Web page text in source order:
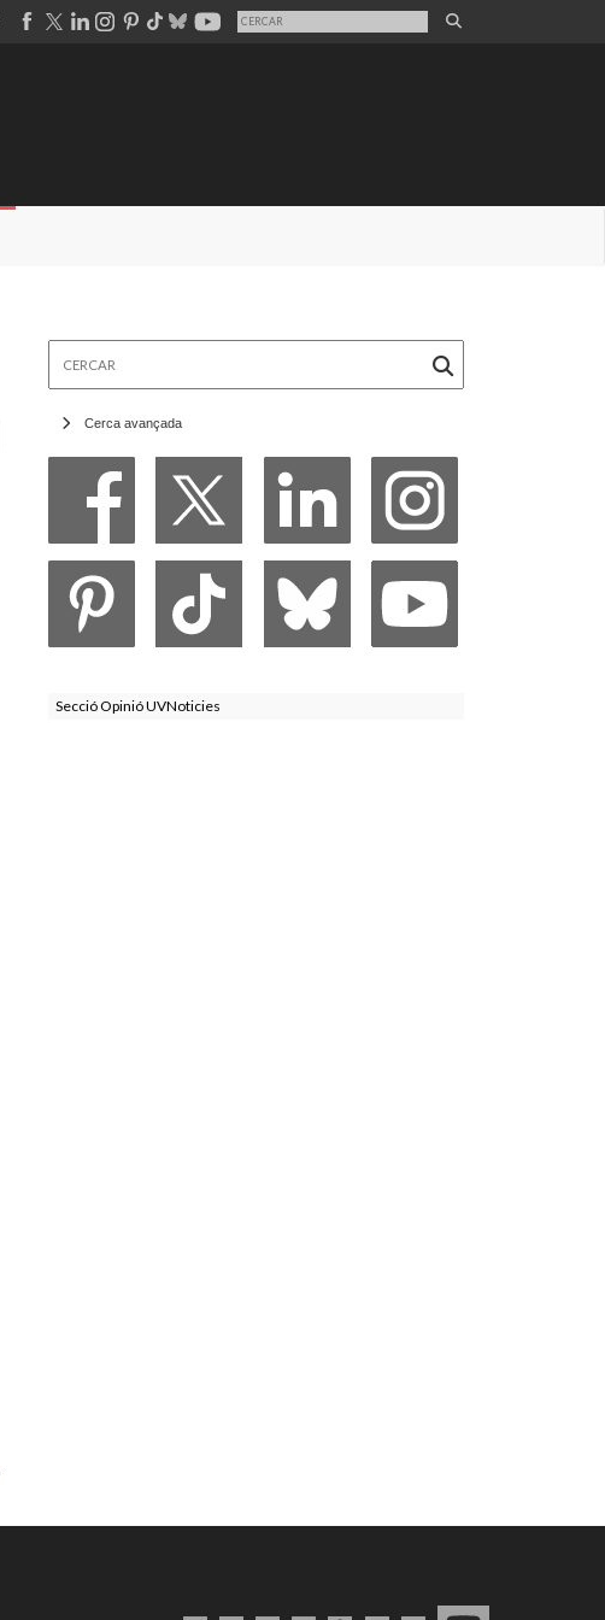
Cerca avançada
Secció Opinió UVNoticies